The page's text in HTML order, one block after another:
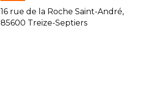
16 rue de la Roche Saint-André,
85600 Treize-Septiers